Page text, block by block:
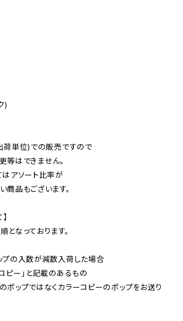
)
荷単位)での販売ですので
等はできません。
はアソート比率が
商品もございます。
なっております。
プの入数が減数入荷した場合
ピー」と記載のあるもの
ポップではなくカラーコピーのポップをお送り